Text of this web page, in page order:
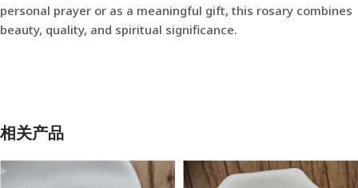
personal prayer or as a meaningful gift, this rosary combines
beauty, quality, and spiritual significance.
相关产品